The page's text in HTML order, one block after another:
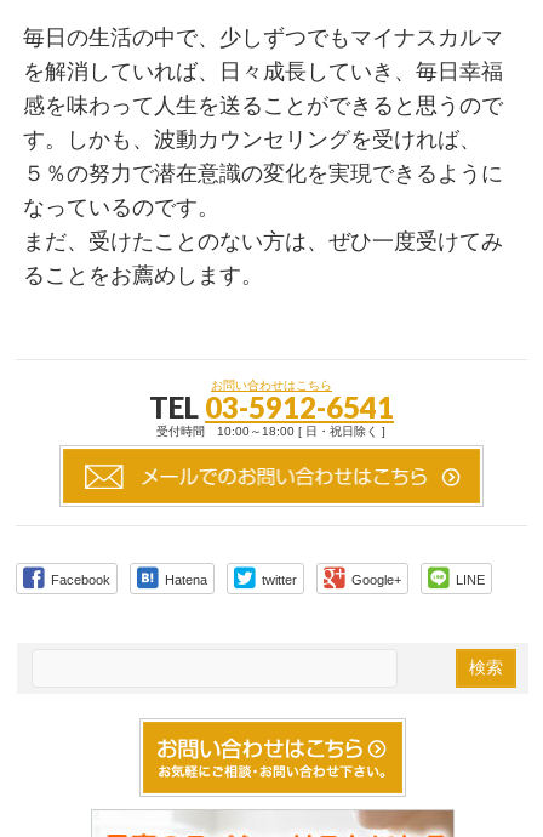
毎日の生活の中で、少しずつでもマイナスカルマ
を解消していれば、日々成長していき、毎日幸福
感を味わって人生を送ることができると思うので
す。しかも、波動カウンセリングを受ければ、
５％の努力で潜在意識の変化を実現できるように
なっているのです。
まだ、受けたことのない方は、ぜひ一度受けてみ
ることをお薦めします。
お問い合わせはこちら
TEL 03-5912-6541
受付時間 10:00～18:00 [ 日・祝日除く ]
Facebook Hatena twitter Google+ LINE